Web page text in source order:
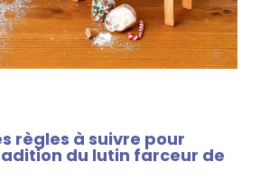
règles à suivre pour
du lutin farceur de